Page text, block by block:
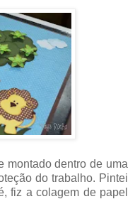
montado dentro de uma
do trabalho. Pintei
fiz a colagem de papel